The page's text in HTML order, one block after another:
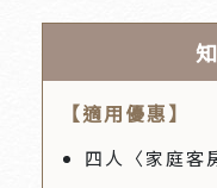
【適用優惠】
四人〈家庭客